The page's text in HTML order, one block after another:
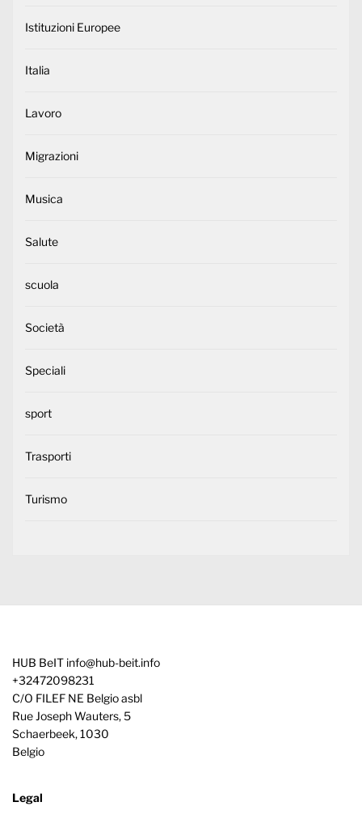
Istituzioni Europee
Italia
Lavoro
Migrazioni
Musica
Salute
scuola
Società
Speciali
sport
Trasporti
Turismo
HUB BeIT info@hub-beit.info
+32472098231
C/O FILEF NE Belgio asbl
Rue Joseph Wauters, 5
Schaerbeek,1030
Belgio
Legal